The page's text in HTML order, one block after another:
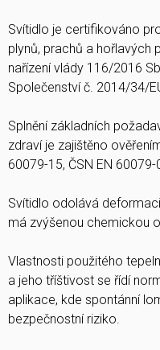
Svítidlo je certifikováno
plynů, prachů a hořlavých
nařízení vlády 116/2016
Společenství č. 2014/34/
Splnění základních
zdraví je zajištěno
60079-15, ČSN EN
Svítidlo odolává
má zvýšenou chemickou
Vlastnosti použitého
a jeho tříštivost se řídí
aplikace, kde spontánní
bezpečnostní riziko.